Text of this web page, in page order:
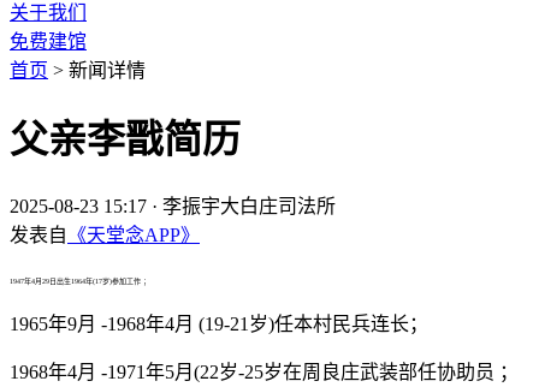
关于我们
免费建馆
首页 > 新闻详情
父亲李戬简历
2025-08-23 15:17 · 李振宇大白庄司法所
发表自 《天堂念APP》
1947年4月29日出生1964年(17岁)参加工作 ；
1965年9月 -1968年4月 (19-21岁)任本村民兵连长；
1968年4月 -1971年5月(22岁-25岁在周良庄武装部任协助员 ；